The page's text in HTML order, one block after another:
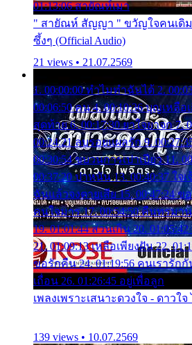
01:13:06 สายัณห์เมา
" สายัณห์ สัญญา " ขวัญใจคนเดิม
ซึ้งๆ (Official Audio)
21 views • 21.07.2569
1. 00:00:00 ทำไมทำฉันได้ 2.
00:06:50 คน 4. 00:10:36 บุญเหลือ
สุดท้าย 6. 00:17:30 ยาใจยาจก 7.
00:24:21 ลบรอยแผลรัก 9.
00:30:54 ขบวนการเปาเปียว 11.
00:37:20 ปาหนัน 13. 00:40:37 ใจ
ฉันแล้วจงตายเสีย 15. 00:47:24 ข
คนใจมาร 17. 00:54:50 คืนทรมา
19. 01:01:44 ส่วนเกิน 20.
21. 01:09:13 เหลือเพียงฝัน 22.
ขอรักคืน 24. 01:19:56 คนเรารักกั
เถื่อน 26. 01:26:45 อยู่เพื่อลูก
เพลงเพราะเสนาะดวงใจ - ดาวใ
139 views • 10.07.2569